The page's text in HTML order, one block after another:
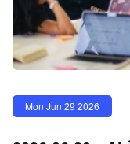
Mon Jun 29 2026